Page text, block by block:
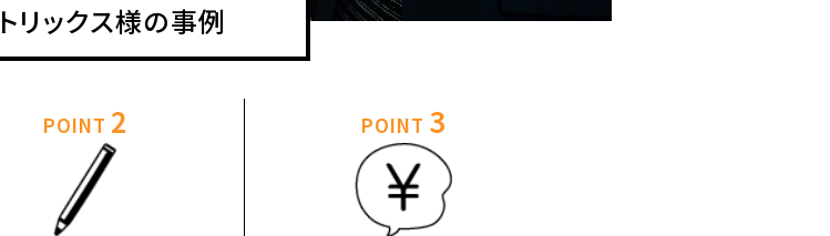
リックス様の事例
POINT 2 POINT 3